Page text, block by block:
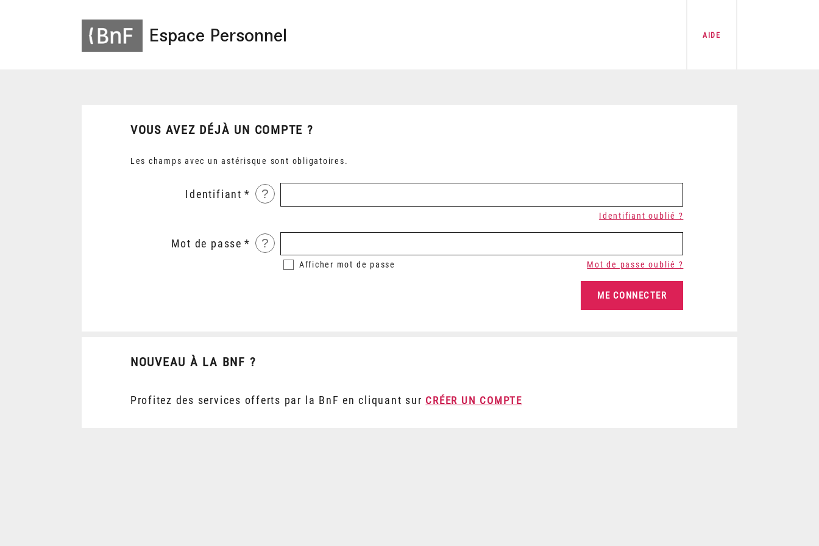
Espace Personnel AIDE
VOUS AVEZ DÉJÀ UN COMPTE ?
Les champs avec un astérisque sont obligatoires.
Identifiant ?
Identifiant oublié ?
Mot de passe ?
Afficher mot de passe Mot de passe oublié ?
NOUVEAU À LA BNF ?
Profitez des services offerts par la BnF en cliquant sur CRÉER UN COMPTE